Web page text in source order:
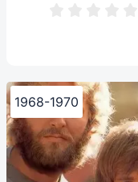
1968-1970